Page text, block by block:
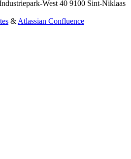
West 40 9100 Sint-Niklaas
& Atlassian Confluence